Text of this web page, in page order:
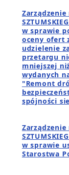
Zarządzenie
w sprawie
oceny ofert
udzielenie
przetargu
mniejszej
wydanych
"Remont
spójności
Zarządzenie
w sprawie
Starostwa